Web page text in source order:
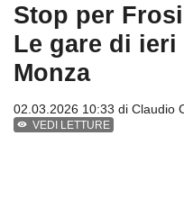
Stop per
Le gare di ieri
Monza
02.03.2026 10:33 di Claudio
VEDI LETTURE